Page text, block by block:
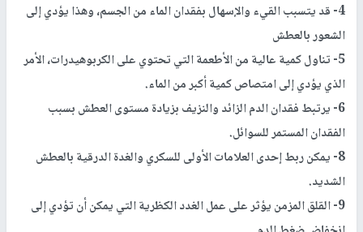
4- قد يتسبب القيء والإسهال بفقدان الماء من الجسم، وهذا يؤدي إلى
الشعور بالعطش
5- تناول كمية عالية من الأطعمة التي تحتوي على الكربوهيدرات، الأمر
الذي يؤدي إلى امتصاص كمية أكبر من الماء.
6- يرتبط فقدان الدم الزائد والنزيف بزيادة مستوى العطش بسبب
الفقدان المستمر للسوائل.
8- يمكن ربط إحدى العلامات الأولى للسكري والغدة الدرقية بالعطش
الشديد.
9- القلق المزمن يؤثر على عمل الغدد الكظرية التي يمكن أن تؤدي إلى